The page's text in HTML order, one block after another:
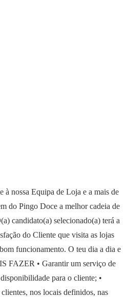
à nossa Equipa de Loja e a mais de
do Pingo Doce a melhor cadeia de
candidato(a) selecionado(a) terá a
do Cliente que visita as lojas
funcionamento. O teu dia a dia e
FAZER • Garantir um serviço de
para o cliente; •
nos locais definidos, nas